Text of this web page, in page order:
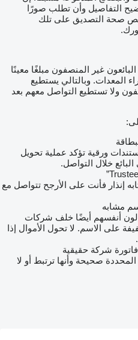
التفاصيل وأن تطلب صورًا
صحة التصديق على تلك
غير المنصفون مبلغًا معينًا
وبالتالي يستطيع
ولا تستطيع التواصل معهم بعد
ورقية تؤكد عملية تحويل
خلال التواصل.
إنذار فأنت على الأرجح تتواصل مع
مشابه
أنفسهم أيضًا خلف شركات
على الاسم. لا تحول الأموال إذا
شركة حقيقية
المحددة صحيحة وأنها ترتبط أو لا